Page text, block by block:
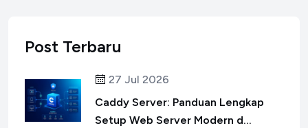
Post Terbaru
27 Jul 2026
Caddy Server: Panduan Lengkap
Setup Web Server Modern d...